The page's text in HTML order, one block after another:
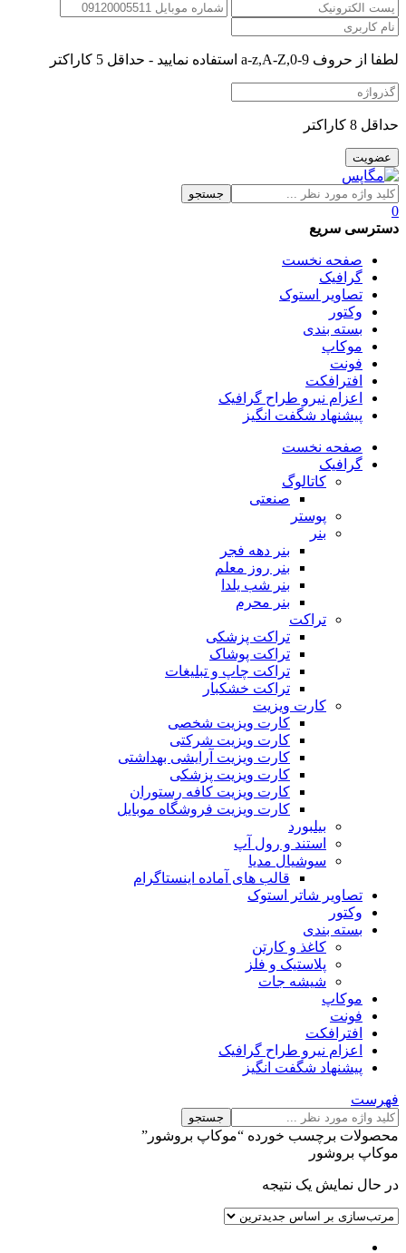
لطفا از حروف a-z,A-Z,0-9 استفاده نمایید - حداقل 5 کاراکتر
حداقل 8 کاراکتر
جستجو
0
دسترسی سریع
صفحه نخست
گرافیک
تصاویر استوک
وکتور
بسته بندی
موکاپ
فونت
افترافکت
اعزام نیرو طراح گرافیک
پیشنهاد شگفت انگیز
صفحه نخست
گرافیک
کاتالوگ
صنعتی
پوستر
بنر
بنر دهه فجر
بنر روز معلم
بنر شب یلدا
بنر محرم
تراکت
تراکت پزشکی
تراکت پوشاک
تراکت چاپ و تبلیغات
تراکت خشکبار
کارت ویزیت
کارت ویزیت شخصی
کارت ویزیت شرکتی
کارت ویزیت آرایشی بهداشتی
کارت ویزیت پزشکی
کارت ویزیت کافه رستوران
کارت ویزیت فروشگاه موبایل
بیلبورد
استند و رول آپ
سوشیال مدیا
قالب های آماده اینستاگرام
تصاویر شاتر استوک
وکتور
بسته بندی
کاغذ و کارتن
پلاستیک و فلز
شیشه جات
موکاپ
فونت
افترافکت
اعزام نیرو طراح گرافیک
پیشنهاد شگفت انگیز
فهرست
جستجو
محصولات برچسب خورده “موکاپ بروشور”
موکاپ بروشور
در حال نمایش یک نتیجه